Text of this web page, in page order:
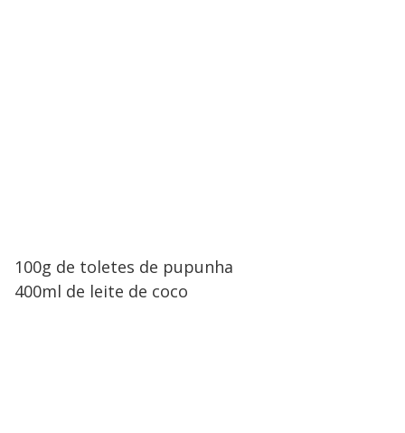
100g de toletes de pupunha
400ml de leite de coco